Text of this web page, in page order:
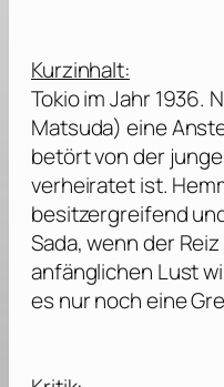
Kurzinhalt:
Tokio im Jahr 1936.
Matsuda) eine
betört von der
verheiratet ist.
besitzergreifend
Sada, wenn der
anfänglichen Lust
es nur noch eine